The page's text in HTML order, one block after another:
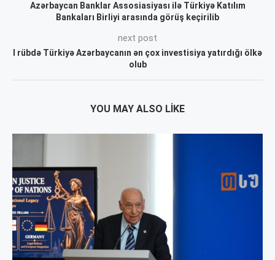
Azərbaycan Banklar Assosiasiyası ilə Türkiyə Katılım
Bankaları Birliyi arasında görüş keçirilib
next post
I rübdə Türkiyə Azərbaycanın ən çox investisiya yatırdığı ölkə
olub
YOU MAY ALSO LIKE